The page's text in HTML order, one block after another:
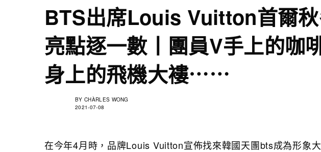
BTS出席Louis Vuitton首爾
亮點逐一數丨團員V手上的咖
身上的飛機大褸⋯⋯
BY CHÀRLES WONG
2021-07-08
在今年4月時，品牌Louis Vuitton宣佈找來韓國天團bts成為形象